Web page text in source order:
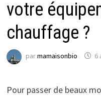
votre
chauffage ?
parmamaisonbio 6
Pour passer de beaux